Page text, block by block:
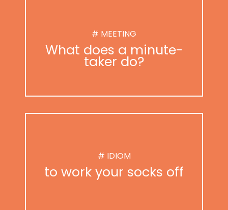
# MEETING
What does a minute-
taker do?
# IDIOM
to work your socks off